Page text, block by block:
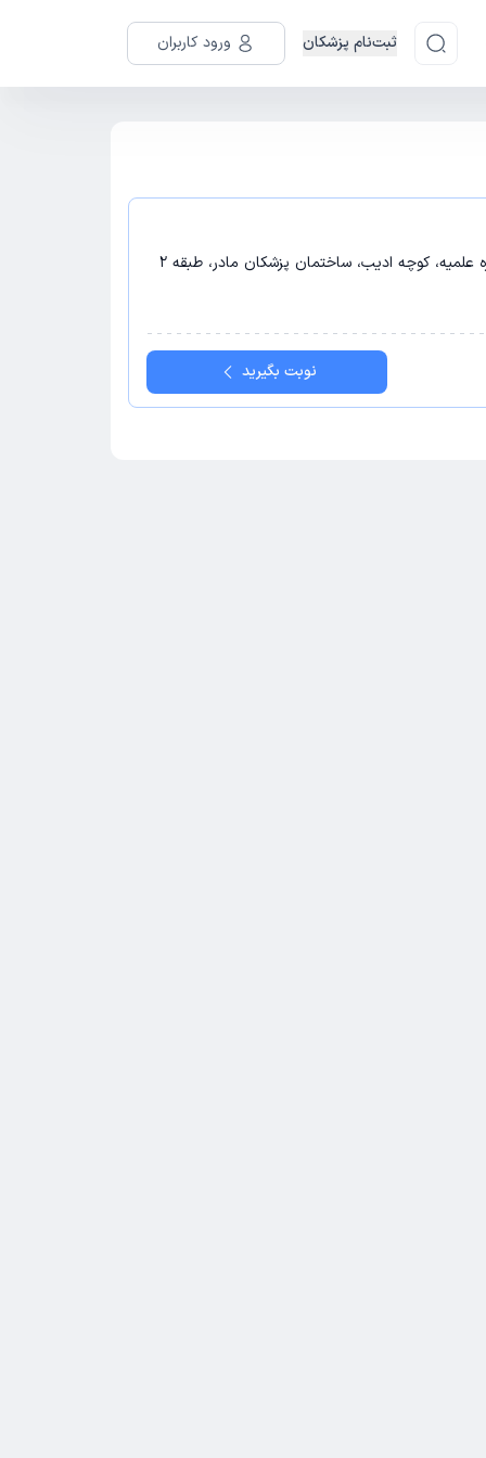
ثبت‌نام پزشکان ورود کاربران
کوچه ادیب، ساختمان پزشکان مادر، طبقه 2
نوبت بگیرید